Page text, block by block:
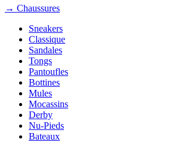
→ Chaussures
Sneakers
Classique
Sandales
Tongs
Pantoufles
Bottines
Mules
Mocassins
Derby
Nu-Pieds
Bateaux